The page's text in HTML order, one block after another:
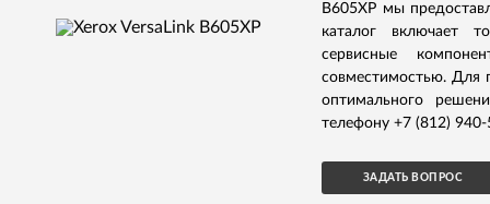
B605XP мы
каталог включает
сервисные
совместимостью. Для
оптимального
телефону +7 (812) 940-
ЗАДАТЬ ВОПРОС